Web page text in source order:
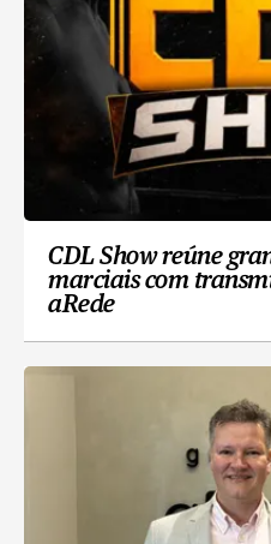
CDL Show reúne
marciais com
aRede